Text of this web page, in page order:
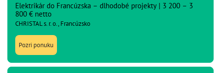
Elektrikár do Francúzska – dlhodobé projekty | 3 200 – 3
800 € netto
CHRISTAL s. r. o., Francúzsko
Pozri ponuku